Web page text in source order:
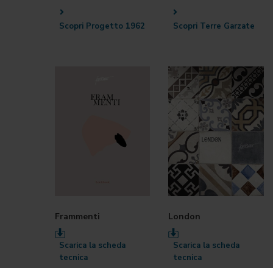
Scopri Progetto 1962 Scopri Terre Garzate
Frammenti
Scarica la scheda
tecnica
London
Scarica la scheda
tecnica